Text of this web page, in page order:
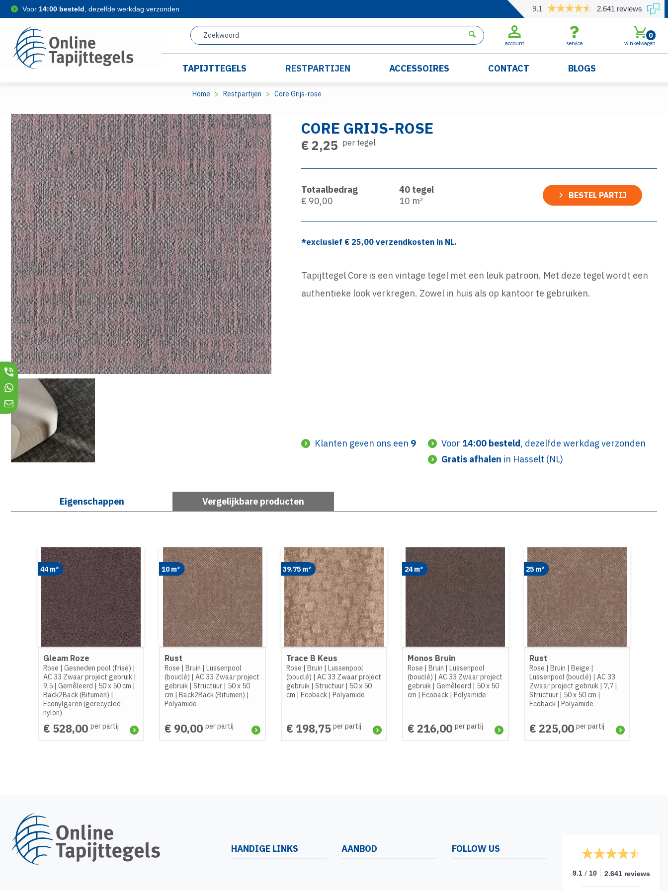
Voor 14:00 besteld , dezelfde werkdag verzonden 9.1 2.641 reviews
account service winkelwagen
0
TAPIJTTEGELS RESTPARTIJEN ACCESSOIRES CONTACT BLOGS
Home Restpartijen Core Grijs-rose
CORE GRIJS-ROSE
€ 2,25 per tegel
Totaalbedrag
€ 90,00
40 tegel
10 m² BESTEL PARTIJ
*exclusief € 25,00 verzendkosten in NL.
Tapijttegel Core is een vintage tegel met een leuk patroon. Met deze tegel wordt een
authentieke look verkregen. Zowel in huis als op kantoor te gebruiken.
Klanten geven ons een 9 Voor 14:00 besteld, dezelfde werkdag verzonden
Gratis afhalen in Hasselt (NL)
Eigenschappen Vergelijkbare producten
44 m²
Gleam Roze
Rose Gesneden pool (frisé)
AC 33 Zwaar project gebruik
9,5
Gemêleerd 50 x 50 cm
Back2Back (Bitumen)
Econylgaren (gerecycled
nylon)
€ 528,00 per partij
10 m²
Rust
Rose Bruin
Lussenpool
(bouclé) |AC 33 Zwaar project
gebruik |Structuur
50 x 50
cm
Back2Back (Bitumen)
Polyamide
€ 90,00 per partij
39.75 m²
Trace B Keus
Rose Bruin
Lussenpool
(bouclé)
AC 33 Zwaar project
gebruik| Structuur| 50 x 50
cm
Ecoback| Polyamide
€ 198,75 per partij
24 m²
Monos Bruin
Rose Bruin
Lussenpool
(bouclé) |AC 33 Zwaar project
gebruik |Gemêleerd
50 x 50
cm
Ecoback Polyamide
€ 216,00 per partij
25 m²
Rust
Rose Bruin Beige
Lussenpool (bouclé)
AC 33
Zwaar project gebruik| 7,7|
Structuur| 50 x 50 cm
Ecoback| Polyamide
€ 225,00 per partij
HANDIGE LINKS AANBOD FOLLOW US
9.1 / 10 2.641 reviews